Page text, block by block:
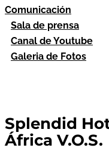
Comunicación
Sala de prensa
Canal de Youtube
Galeria de Fotos
Splendid
África V.O.S.